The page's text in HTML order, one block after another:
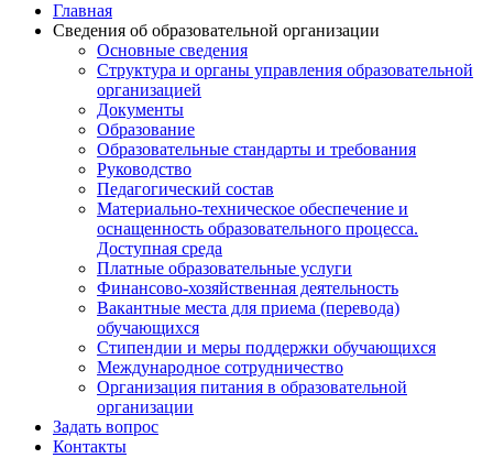
Главная
Сведения об образовательной организации
Основные сведения
Структура и органы управления образовательной
организацией
Документы
Образование
Образовательные стандарты и требования
Руководство
Педагогический состав
Материально-техническое обеспечение и
оснащенность образовательного процесса.
Доступная среда
Платные образовательные услуги
Финансово-хозяйственная деятельность
Вакантные места для приема (перевода)
обучающихся
Стипендии и меры поддержки обучающихся
Международное сотрудничество
Организация питания в образовательной
организации
Задать вопрос
Контакты